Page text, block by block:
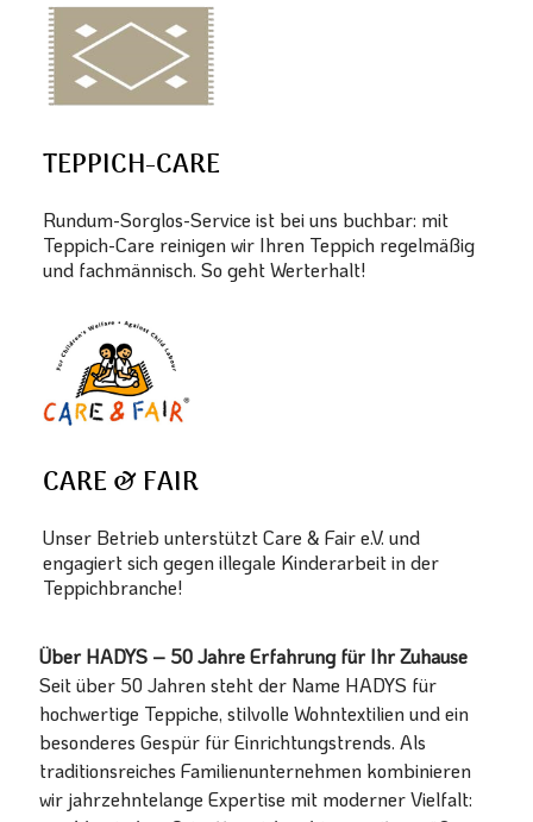
TEPPICH-CARE
Rundum-Sorglos-Service ist bei uns buchbar: mit
Teppich-Care reinigen wir Ihren Teppich regelmäßig
und fachmännisch. So geht Werterhalt!
CARE & FAIR
Unser Betrieb unterstützt Care & Fair e.V. und
engagiert sich gegen illegale Kinderarbeit in der
Teppichbranche!
Über HADYS – 50 Jahre Erfahrung für Ihr Zuhause
Seit über 50 Jahren steht der Name HADYS für
hochwertige Teppiche, stilvolle Wohntextilien und ein
besonderes Gespür für Einrichtungstrends. Als
traditionsreiches Familienunternehmen kombinieren
wir jahrzehntelange Expertise mit moderner Vielfalt: